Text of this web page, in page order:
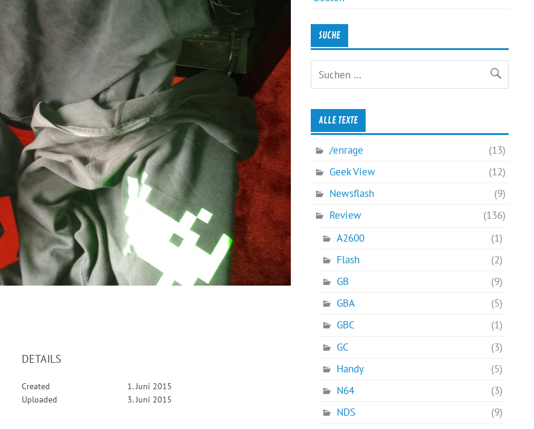
DETAILS
Created
1. Juni 2015
Uploaded
3. Juni 2015
SUCHE
ALLE TEXTE
/enrage
(13)
Geek View
(12)
Newsflash
(9)
Review
(136)
A2600
(1)
Flash
(2)
GB
(9)
GBA
(5)
GBC
(1)
GC
(3)
Handy
(5)
N64
(3)
NDS
(9)